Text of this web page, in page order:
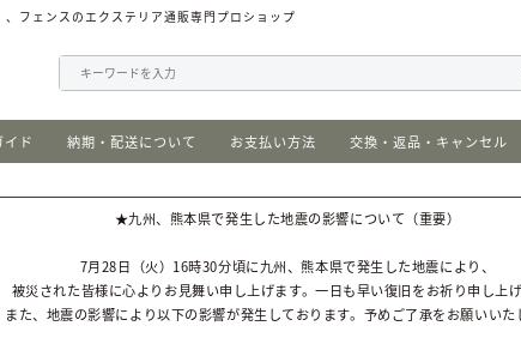
フェンスのエクステリア通販専門プロショップ
イド 納期・配送について お支払い方法 交換・返品・キャンセル
★九州、熊本県で発生した地震の影響について（重要）
7月28日（火）16時30分頃に九州、熊本県で発生した地震により、
被災された皆様に心よりお見舞い申し上げます。一日も早い復旧をお祈り申し上げ
また、地震の影響により以下の影響が発生しております。予めご了承をお願いいた